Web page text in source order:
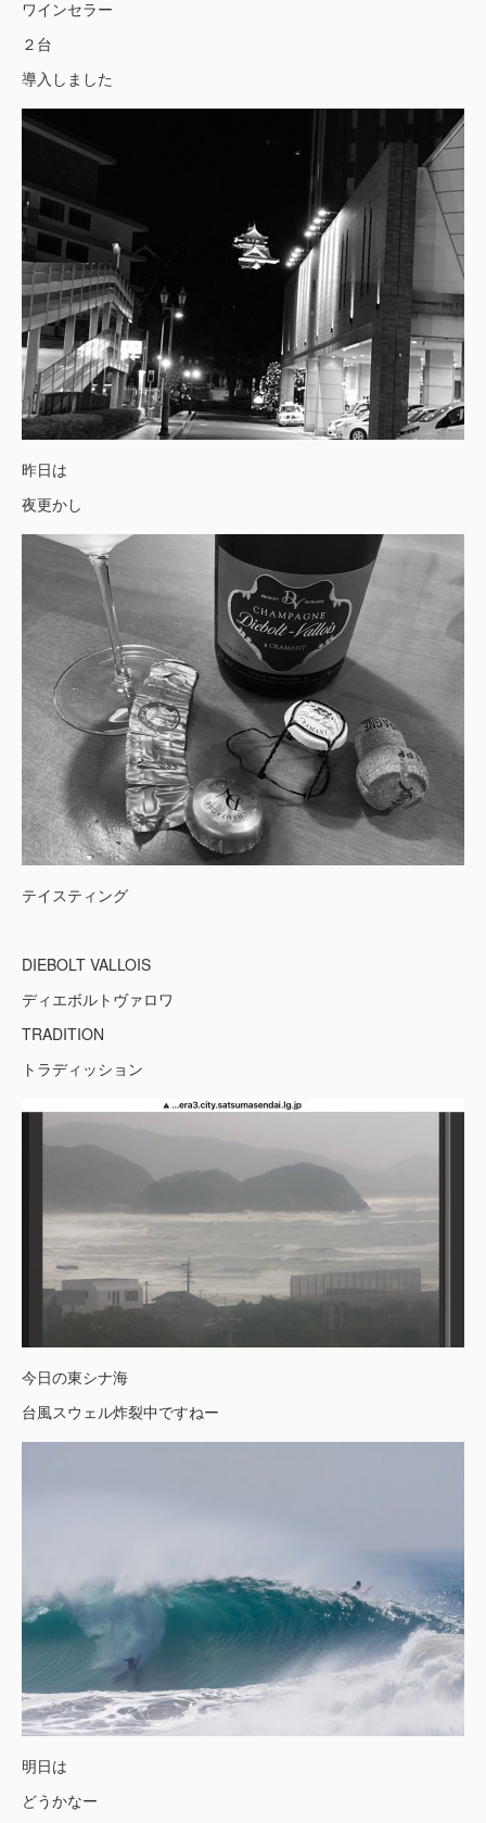
ワインセラー
２台
導入しました
昨日は
夜更かし
テイスティング
DIEBOLT VALLOIS
ディエボルトヴァロワ
TRADITION
トラディッション
今日の東シナ海
台風スウェル炸裂中ですねー
明日は
どうかなー